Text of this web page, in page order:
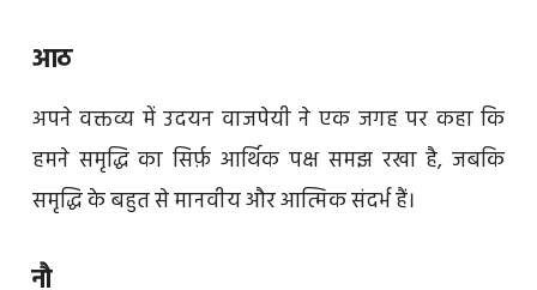
आठ
अपने वक्तव्य में उदयन वाजपेयी ने एक जगह पर कहा कि
हमने समृद्धि का सिर्फ़ आर्थिक पक्ष समझ रखा है, जबकि
समृद्धि के बहुत से मानवीय और आत्मिक संदर्भ हैं।
नौ